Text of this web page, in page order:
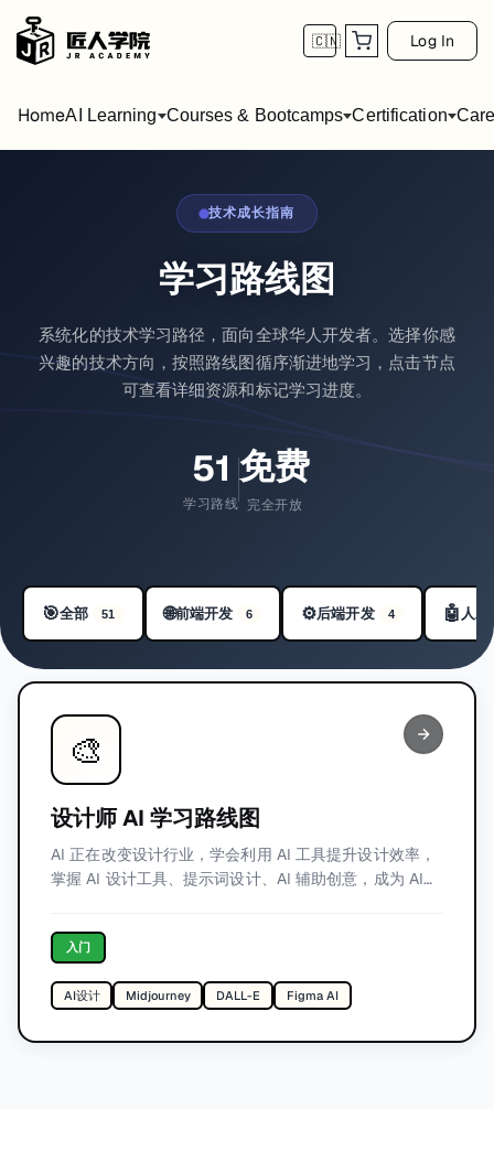
🇨🇳 Log In
HomeAI Learning Courses & Bootcamps Certification
技术成长指南
学习路线图
系统化的技术学习路径，面向全球华人开发者。选择你感
兴趣的技术方向，按照路线图循序渐进地学习，点击节点
可查看详细资源和标记学习进度。
51
学习路线
免费
完全开放
可用的学习路线图
🎯全部 51 🌐前端开发 6 ⚙️后端开发 4 🤖 人
🎨
设计师 AI 学习路线图
AI 正在改变设计行业，学会利用 AI 工具提升设计效率，
掌握 AI 设计工具、提示词设计、AI 辅助创意，成为 AI
入门
AI设计 Midjourney DALL-E Figma AI